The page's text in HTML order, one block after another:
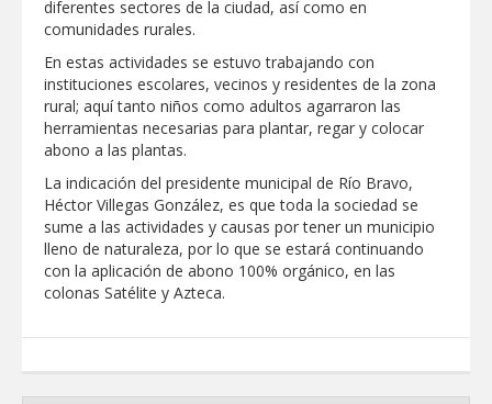
GOBIERNO MUNICIPAL LLEVARÁ
COLONIAS JARDÍN Y SAN RAFAEL
Atiende Gobierno de Reynosa reportes
ciudadanos
ATIENDE COMAPA MÁS DE 1800
REPORTES RECIBIDOS A TRAVÉS DEL
073 DURANTE JULIO
Llevó Carlos Peña Ortiz programa
Subsidio del Agua a Valle Soleado
conmemorar el mes de las personas
adultas mayores
diferentes sectores de la ciudad, así como en
comunidades rurales.
En estas actividades se estuvo trabajando con
instituciones escolares, vecinos y residentes de la zona
rural; aquí tanto niños como adultos agarraron las
herramientas necesarias para plantar, regar y colocar
abono a las plantas.
La indicación del presidente municipal de Río Bravo,
Héctor Villegas González, es que toda la sociedad se
sume a las actividades y causas por tener un municipio
lleno de naturaleza, por lo que se estará continuando
con la aplicación de abono 100% orgánico, en las
colonas Satélite y Azteca.